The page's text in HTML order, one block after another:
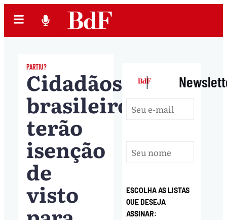
PARTIU?
Cidadãos
brasileiros
terão
isenção
de
visto
|
ESCOLHA AS LISTAS
QUE DESEJA
ASSINAR: